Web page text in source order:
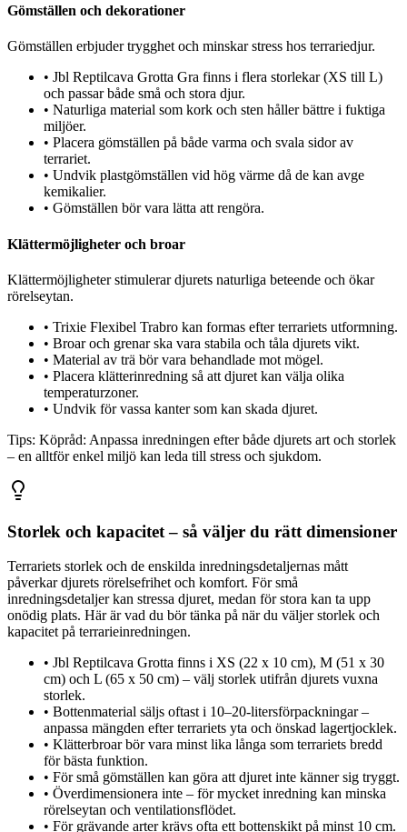
Gömställen och dekorationer
Gömställen erbjuder trygghet och minskar stress hos terrariedjur.
• Jbl Reptilcava Grotta Gra finns i flera storlekar (XS till L)
och passar både små och stora djur.
• Naturliga material som kork och sten håller bättre i fuktiga
miljöer.
• Placera gömställen på både varma och svala sidor av
terrariet.
• Undvik plastgömställen vid hög värme då de kan avge
kemikalier.
• Gömställen bör vara lätta att rengöra.
Klättermöjligheter och broar
Klättermöjligheter stimulerar djurets naturliga beteende och ökar
rörelseytan.
• Trixie Flexibel Trabro kan formas efter terrariets utformning.
• Broar och grenar ska vara stabila och tåla djurets vikt.
• Material av trä bör vara behandlade mot mögel.
• Placera klätterinredning så att djuret kan välja olika
temperaturzoner.
• Undvik för vassa kanter som kan skada djuret.
Tips: Köpråd: Anpassa inredningen efter både djurets art och storlek
– en alltför enkel miljö kan leda till stress och sjukdom.
Storlek och kapacitet – så väljer du rätt dimensioner
Terrariets storlek och de enskilda inredningsdetaljernas mått
påverkar djurets rörelsefrihet och komfort. För små
inredningsdetaljer kan stressa djuret, medan för stora kan ta upp
onödig plats. Här är vad du bör tänka på när du väljer storlek och
kapacitet på terrarieinredningen.
• Jbl Reptilcava Grotta finns i XS (22 x 10 cm), M (51 x 30
cm) och L (65 x 50 cm) – välj storlek utifrån djurets vuxna
storlek.
• Bottenmaterial säljs oftast i 10–20-litersförpackningar –
anpassa mängden efter terrariets yta och önskad lagertjocklek.
• Klätterbroar bör vara minst lika långa som terrariets bredd
för bästa funktion.
• För små gömställen kan göra att djuret inte känner sig tryggt.
• Överdimensionera inte – för mycket inredning kan minska
rörelseytan och ventilationsflödet.
• För grävande arter krävs ofta ett bottenskikt på minst 10 cm.